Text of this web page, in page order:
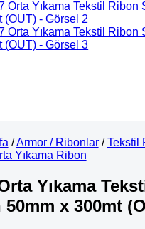
/ Armor / Ribonlar / Tekstil
Yıkama Ribon
Yıkama
50mm x 300mt